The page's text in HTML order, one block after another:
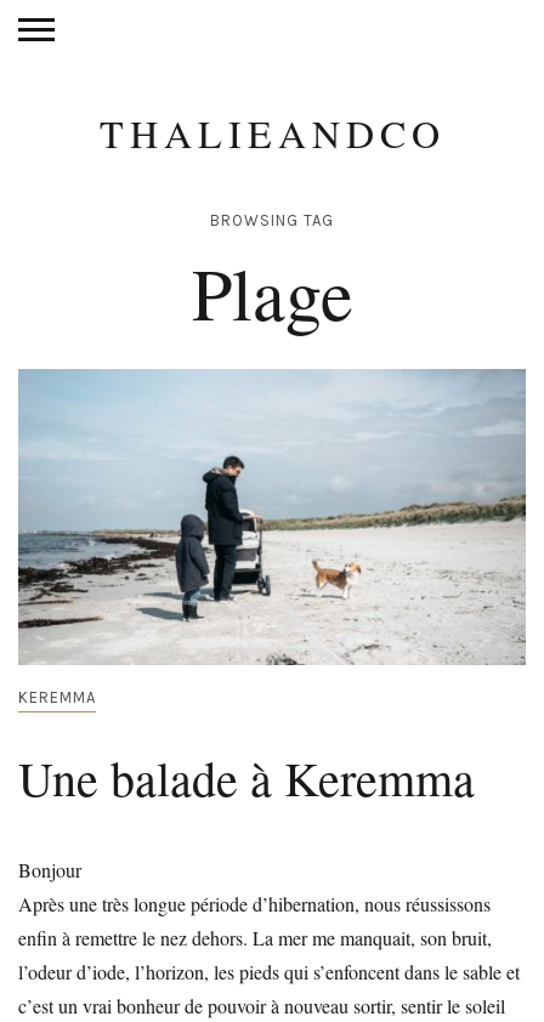
THALIEANDCO
BROWSING TAG
Plage
KEREMMA
Une balade à Keremma
Bonjour
Après une très longue période d’hibernation, nous réussissons
enfin à remettre le nez dehors. La mer me manquait, son bruit,
l’odeur d’iode, l’horizon, les pieds qui s’enfoncent dans le sable et
c’est un vrai bonheur de pouvoir à nouveau sortir, sentir le soleil